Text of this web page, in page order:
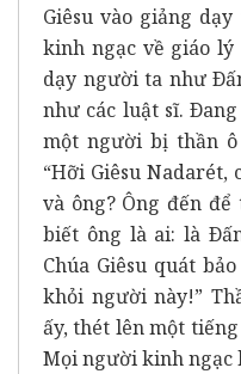
Giêsu vào giảng
kinh ngạc về giáo
dạy người ta như
như các luật sĩ.
một người bị thần
“Hỡi Giêsu
và ông? Ông đến
biết ông là ai: là
Chúa Giêsu quát
khỏi người này!”
ấy, thét lên một
Mọi người kinh ngạc